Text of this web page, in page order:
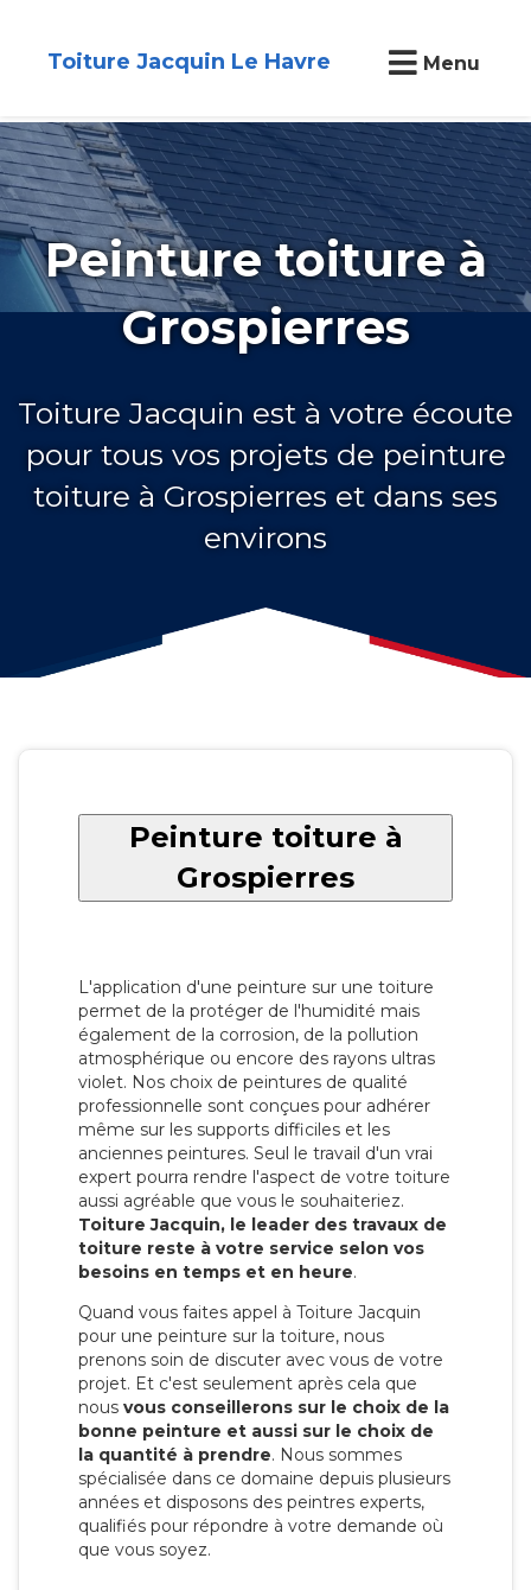
Toiture Jacquin Le Havre Menu
Peinture toiture à
Grospierres
Toiture Jacquin est à votre écoute
pour tous vos projets de peinture
toiture à Grospierres et dans ses
environs
Peinture toiture à
Grospierres
L'application d'une peinture sur une toiture
permet de la protéger de l'humidité mais
également de la corrosion, de la pollution
atmosphérique ou encore des rayons ultras
violet. Nos choix de peintures de qualité
professionnelle sont conçues pour adhérer
même sur les supports difficiles et les
anciennes peintures. Seul le travail d'un vrai
expert pourra rendre l'aspect de votre toiture
aussi agréable que vous le souhaiteriez.
Toiture Jacquin, le leader des travaux de
toiture reste à votre service selon vos
besoins en temps et en heure.
Quand vous faites appel à Toiture Jacquin
pour une peinture sur la toiture, nous
prenons soin de discuter avec vous de votre
projet. Et c'est seulement après cela que
nous vous conseillerons sur le choix de la
bonne peinture et aussi sur le choix de
la quantité à prendre. Nous sommes
spécialisée dans ce domaine depuis plusieurs
années et disposons des peintres experts,
qualifiés pour répondre à votre demande où
que vous soyez.